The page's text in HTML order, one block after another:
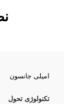
امیلی جانسون
تکنولوژی تحول